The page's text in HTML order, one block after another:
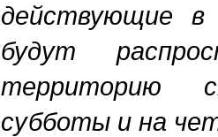
действующие в
будут
территорию
субботы и на